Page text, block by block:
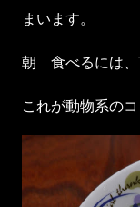
まいます。
朝 食べるには、
これが動物系の